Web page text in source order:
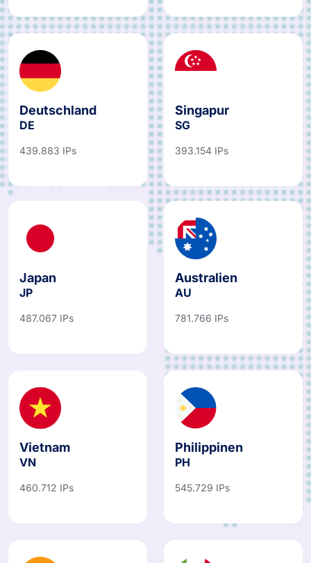
Deutschland
DE
439.883 IPs
Singapur
SG
393.154 IPs
Japan
JP
487.067 IPs
Australien
AU
781.766 IPs
Vietnam
VN
460.712 IPs
Philippinen
PH
545.729 IPs